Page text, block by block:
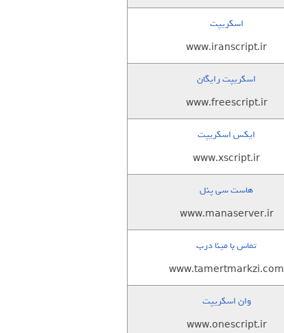
اسکریپت
www.iranscript.ir
اسکریپت رایگان
www.freescript.ir
ایکس اسکریپت
www.xscript.ir
هاست سی پنل
www.manaserver.ir
تماس با مینا درب
www.tamertmarkzi.com
وان اسکریپت
www.onescript.ir